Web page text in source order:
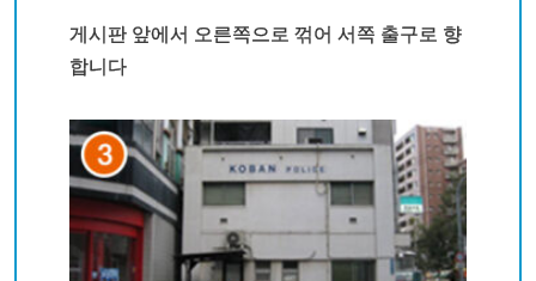
게시판 앞에서 오른쪽으로 꺾어 서쪽 출구로 향
합니다